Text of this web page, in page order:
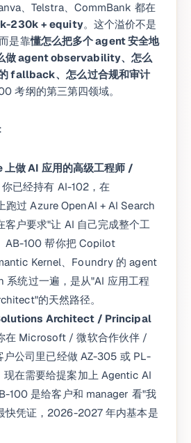
、Telstra、CommBank 都在
230k + equity。这个溢价不是
是靠懂怎么把多个 agent 安全地
做 agent observability、怎么
fallback、怎么过合规和审计
考纲的第三第四领域。
：
上做 AI 应用的高级工程师 /
你已经持有 AI-102，在
过 Azure OpenAI + AI Search
客户要求"让 AI 自己完成整个工
AB-100 帮你把 Copilot
Kernel、Foundry 的 agent
系统过一遍，是从"AI 应用工程
的天然路径。
Architect / Principal
在 Microsoft / 微软合作伙伴 /
户公司里已经做 AZ-305 或 PL-
在需要给提案加上 Agentic AI
100 是给客户和 manager 看"我
快凭证，2026-2027 年内基本是